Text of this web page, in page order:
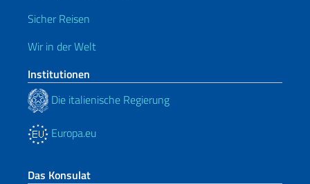
Sicher Reisen
Wir in der Welt
Institutionen
Die italienische Regierung
Europa.eu
Das Konsulat